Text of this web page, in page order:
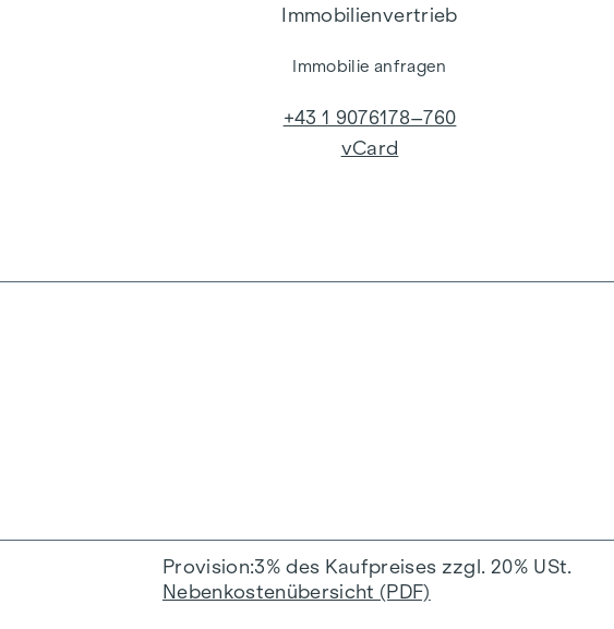
Provision 3% des Kaufpreises zzgl. 20% USt.
Nebenkostenübersicht (PDF)
Immobilienvertrieb
Immobilie anfragen
+43 1 9076178–760
vCard